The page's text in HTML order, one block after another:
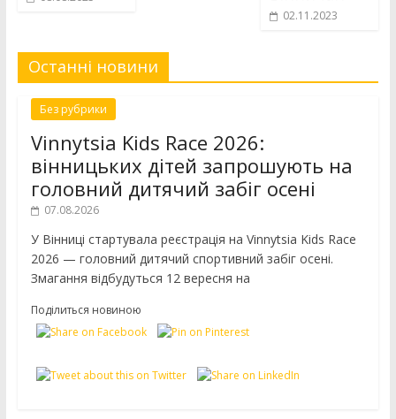
02.11.2023
Останні новини
Без рубрики
Vinnytsia Kids Race 2026:
вінницьких дітей запрошують на
головний дитячий забіг осені
07.08.2026
У Вінниці стартувала реєстрація на Vinnytsia Kids Race
2026 — головний дитячий спортивний забіг осені.
Змагання відбудуться 12 вересня на
Поділиться новиною